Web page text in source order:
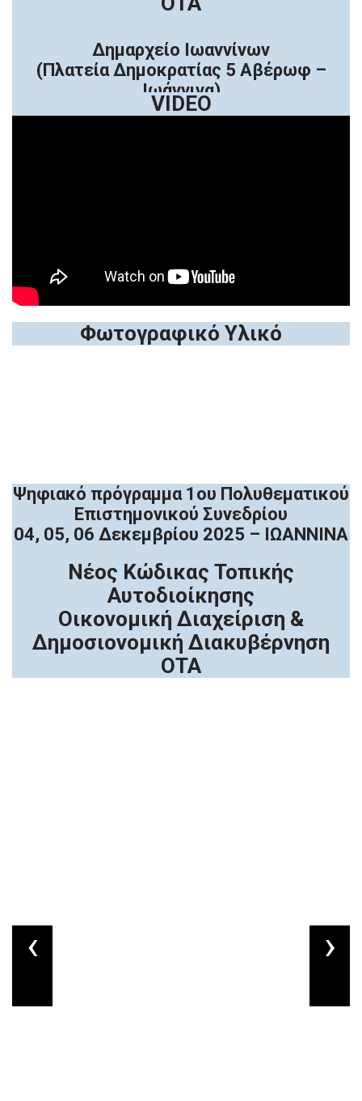
Δημαρχείο Ιωαννίνων
(Πλατεία Δημοκρατίας 5 Αβέρωφ –
Ιωάννινα)
VIDEO
Φωτογραφικό Υλικό
Ψηφιακό πρόγραμμα 1ου Πολυθεματικού
Επιστημονικού Συνεδρίου
04, 05, 06 Δεκεμβρίου 2025 – ΙΩΑΝΝΙΝΑ
Νέος Κώδικας Τοπικής
Αυτοδιοίκησης
Οικονομική Διαχείριση &
Δημοσιονομική Διακυβέρνηση
ΟΤΑ